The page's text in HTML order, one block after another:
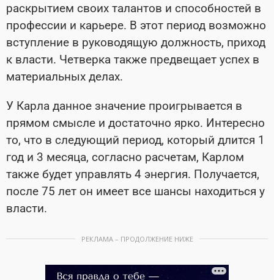
раскрытием своих талантов и способностей в
профессии и карьере. В этот период возможно
вступление в руководящую должность, приход
к власти. Четверка также предвещает успех в
материальных делах.
У Карла данное значение проигрывается в
прямом смысле и достаточно ярко. Интересно
то, что в следующий период, который длится 1
год и 3 месяца, согласно расчетам, Карлом
также будет управлять 4 энергия. Получается,
после 75 лет он имеет все шансы находиться у
власти.
РЕКЛАМА – ПРОДОЛЖЕНИЕ НИЖЕ